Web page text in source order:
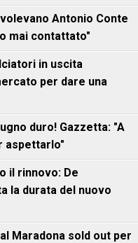
Antonio Conte
mai contattato"
in uscita
per dare una
duro! Gazzetta: "A
aspettarlo"
il rinnovo: De
la durata del nuovo
Maradona sold out per